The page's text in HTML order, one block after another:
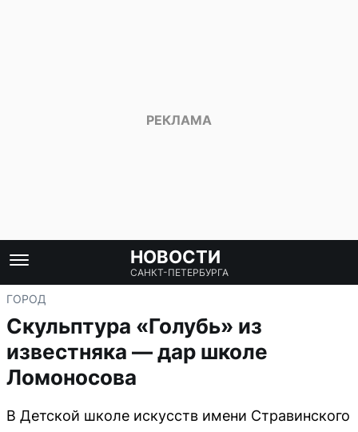
НОВОСТИ
САНКТ-ПЕТЕРБУРГА
ГОРОД
Скульптура «Голубь» из
известняка — дар школе
Ломоносова
В Детской школе искусств имени Стравинского